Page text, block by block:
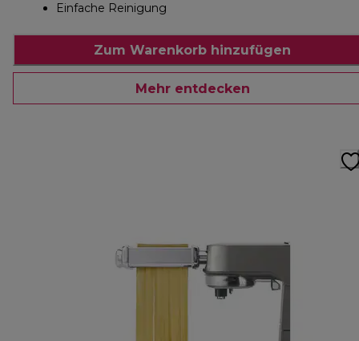
Einfache Reinigung
Zum Warenkorb hinzufügen
Mehr entdecken